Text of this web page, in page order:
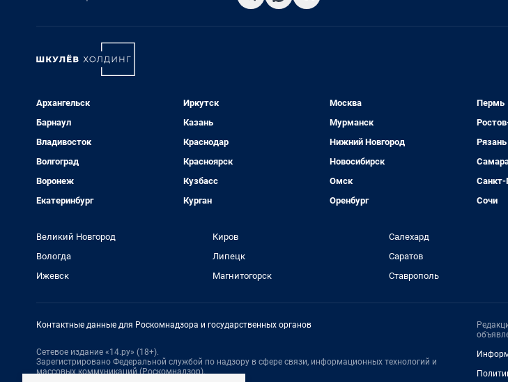
Архангельск
Барнаул
Владивосток
Волгоград
Воронеж
Екатеринбург
Иркутск
Казань
Краснодар
Красноярск
Кузбасс
Курган
Москва
Мурманск
Нижний Новгород
Новосибирск
Омск
Оренбург
Пермь
Рязань
Санкт-
Сочи
Великий Новгород
Вологда
Ижевск
Киров
Липецк
Магнитогорск
Салехард
Саратов
Ставрополь
Контактные данные для Роскомнадзора и государственных органов
Сетевое издание «14.ру» (18+).
Зарегистрировано Федеральной службой по надзору в сфере связи, информационных технологий и
массовых коммуникаций (Роскомнадзор).